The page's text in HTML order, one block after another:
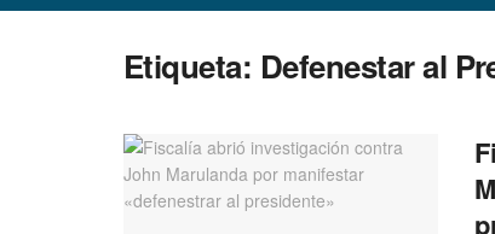
Etiqueta: Defenestar al